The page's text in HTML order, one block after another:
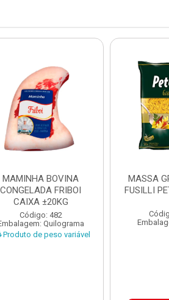
MAMINHA BOVINA
CONGELADA FRIBOI
CAIXA ±20KG
Código: 482
Quilograma
Produto de peso variável
MASSA
FUSILLI